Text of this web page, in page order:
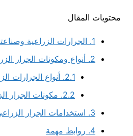
محتويات المقال
1. الجرارات الزراعية
2. أنواع ومكونات الجرار
2.1. أنواع الجرارات
2.2. مكونات الجرار
3. استخدامات الجرار
4. روابط مهمة